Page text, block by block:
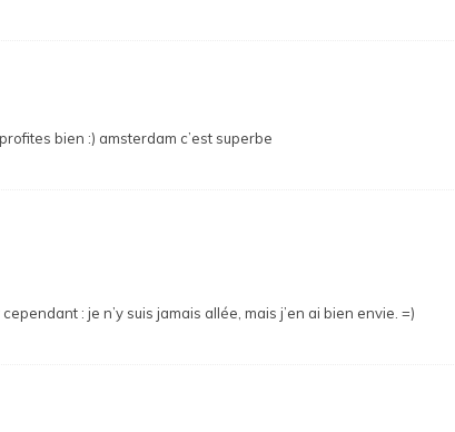
bien :) amsterdam c’est superbe
: je n’y suis jamais allée, mais j’en ai bien envie. =)